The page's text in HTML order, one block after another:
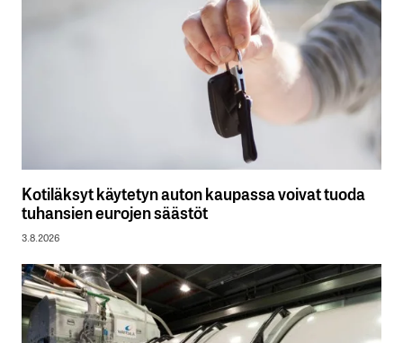
Kotiläksyt käytetyn auton kaupassa voivat tuoda
tuhansien eurojen säästöt
3.8.2026